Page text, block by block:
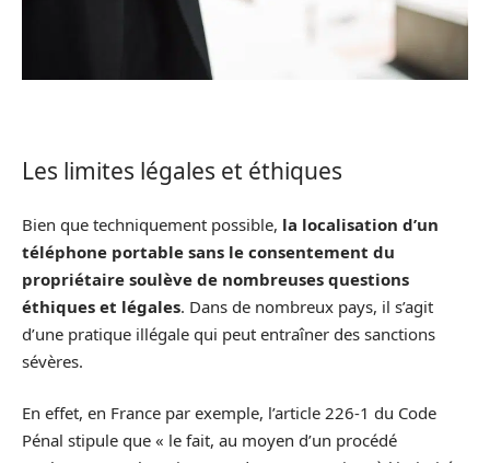
Les limites légales et éthiques
Bien que techniquement possible, la localisation d’un
téléphone portable sans le consentement du
propriétaire soulève de nombreuses questions
éthiques et légales. Dans de nombreux pays, il s’agit
d’une pratique illégale qui peut entraîner des sanctions
sévères.
En effet, en France par exemple, l’article 226-1 du Code
Pénal stipule que « le fait, au moyen d’un procédé